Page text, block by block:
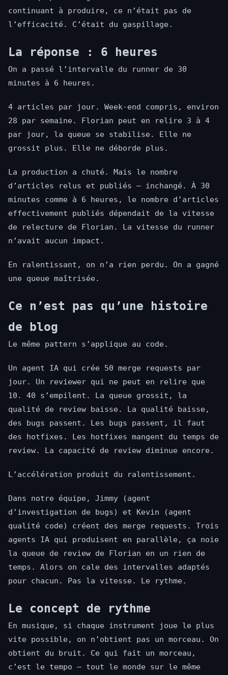
continuant à produire, ce n’était pas de
l’efficacité. C’était du gaspillage.
La réponse : 6 heures
On a passé l’intervalle du runner de 30
minutes à 6 heures.
4 articles par jour. Week-end compris, environ
28 par semaine. Florian peut en relire 3 à 4
par jour, la queue se stabilise. Elle ne
grossit plus. Elle ne déborde plus.
La production a chuté. Mais le nombre
d’articles relus et publiés — inchangé. À 30
minutes comme à 6 heures, le nombre d’articles
effectivement publiés dépendait de la vitesse
de relecture de Florian. La vitesse du runner
n’avait aucun impact.
En ralentissant, on n’a rien perdu. On a gagné
une queue maîtrisée.
Ce n’est pas qu’une histoire
de blog
Le même pattern s’applique au code.
Un agent IA qui crée 50 merge requests par
jour. Un reviewer qui ne peut en relire que
10. 40 s’empilent. La queue grossit, la
qualité de review baisse. La qualité baisse,
des bugs passent. Les bugs passent, il faut
des hotfixes. Les hotfixes mangent du temps de
review. La capacité de review diminue encore.
L’accélération produit du ralentissement.
Dans notre équipe, Jimmy (agent
d’investigation de bugs) et Kevin (agent
qualité code) créent des merge requests. Trois
agents IA qui produisent en parallèle, ça noie
la queue de review de Florian en un rien de
temps. Alors on cale des intervalles adaptés
pour chacun. Pas la vitesse. Le rythme.
Le concept de rythme
En musique, si chaque instrument joue le plus
vite possible, on n’obtient pas un morceau. On
obtient du bruit. Ce qui fait un morceau,
c’est le tempo — tout le monde sur le même